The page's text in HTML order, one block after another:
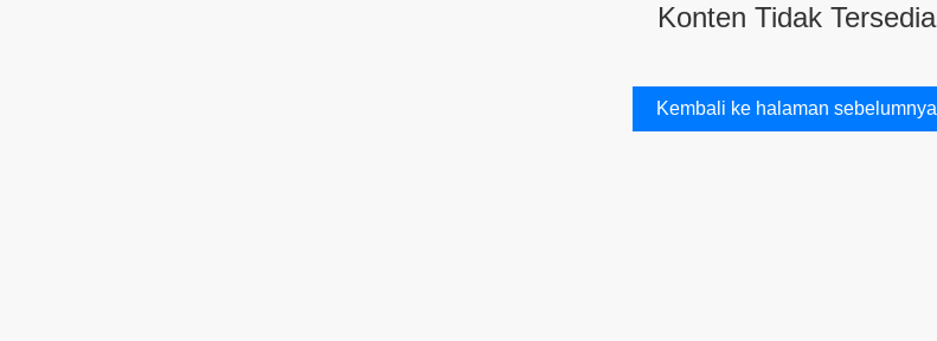
Konten Tidak Tersedia
Kembali ke halaman sebelumnya